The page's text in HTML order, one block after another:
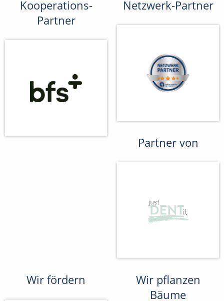
Kooperations-
Partner
Netzwerk-Partner
Partner von
Wir fördern
Wir pflanzen
Bäume